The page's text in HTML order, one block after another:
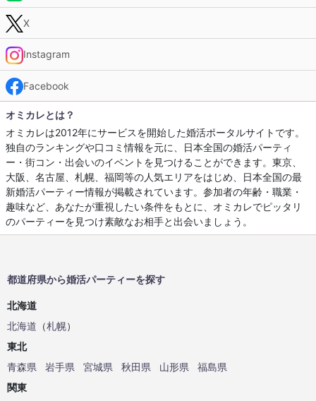
X
Instagram
Facebook
オミカレとは？
オミカレは2012年にサービスを開始した婚活ポータルサイトです。
独自のランキングや口コミ情報を元に、日本全国の婚活パーティ
ー・街コン・出会いのイベントを見つけることができます。東京、
大阪、名古屋、札幌、福岡等の人気エリアをはじめ、日本全国の最
新婚活パーティー情報が掲載されています。参加者の年齢・職業・
趣味など、あなたが重視したい条件をもとに、オミカレでピッタリ
のパーティーを見つけ素敵なお相手と出会いましょう。
都道府県から婚活パーティーを探す
北海道
北海道 （札幌）
東北
青森県
岩手県 宮城県 秋田県 山形県
福島県
関東